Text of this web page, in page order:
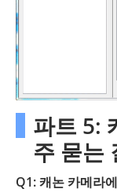
파트 5:
주 묻는
Q1: 캐논 카메라